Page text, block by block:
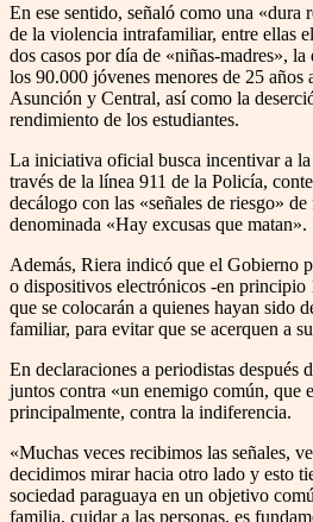
En ese sentido, señaló como una «dura
de la violencia intrafamiliar, entre ellas
dos casos por día de «niñas-madres»,
los 90.000 jóvenes menores de 25 años
Asunción y Central, así como la
rendimiento de los estudiantes.
La iniciativa oficial busca incentivar a
través de la línea 911 de la Policía,
decálogo con las «señales de riesgo»
denominada «Hay excusas que matan».
Además, Riera indicó que el Gobierno
o dispositivos electrónicos -en
que se colocarán a quienes hayan sido
familiar, para evitar que se acerquen a
En declaraciones a periodistas después
juntos contra «un enemigo común, que
principalmente, contra la indiferencia.
«Muchas veces recibimos las señales,
decidimos mirar hacia otro lado y esto
sociedad paraguaya en un objetivo
familia, cuidar a las personas, es